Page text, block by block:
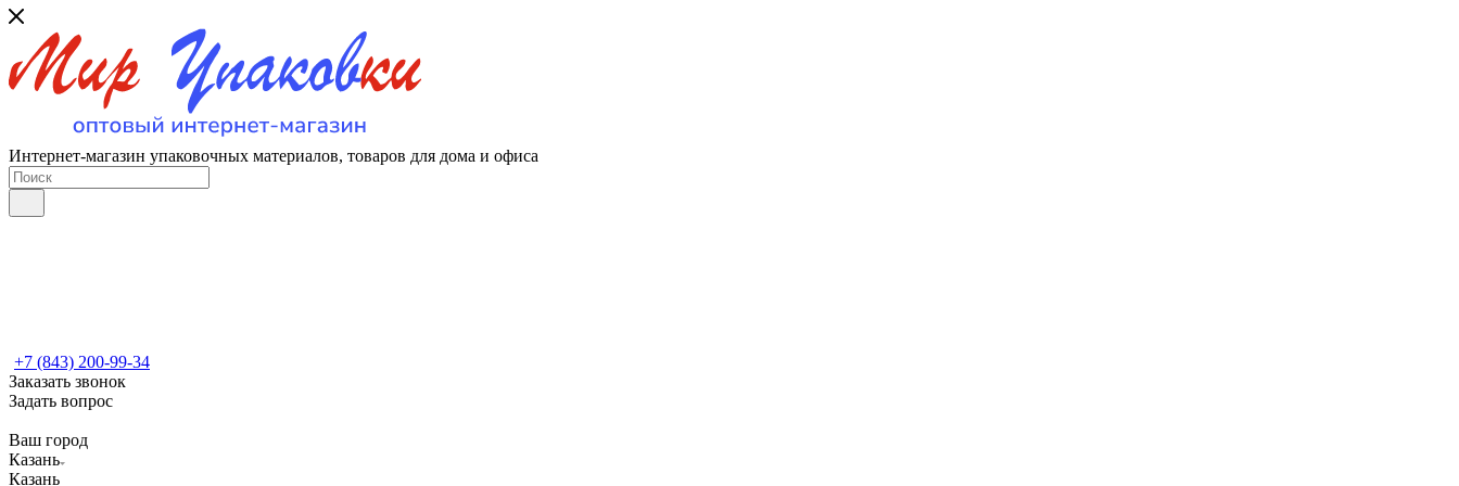
Интернет-магазин упаковочных материалов, товаров для дома и офиса
+7 (843) 200-99-34
Заказать звонок
Задать вопрос
Ваш город
Казань
Казань